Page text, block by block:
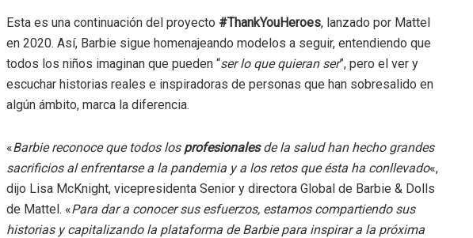
Esta es una continuación del proyecto #ThankYouHeroes, lanzado por Mattel
en 2020. Así, Barbie sigue homenajeando modelos a seguir, entendiendo que
todos los niños imaginan que pueden “ser lo que quieran ser”, pero el ver y
escuchar historias reales e inspiradoras de personas que han sobresalido en
algún ámbito, marca la diferencia.
«Barbie reconoce que todos los profesionalesde la salud han hecho grandes
sacrificios al enfrentarse a la pandemia y a los retos que ésta ha conllevado«,
dijo Lisa McKnight, vicepresidenta Senior y directora Global de Barbie & Dolls
de Mattel. «Para dar a conocer sus esfuerzos, estamos compartiendo sus
historias y capitalizando la plataforma de Barbie para inspirar a la próxima